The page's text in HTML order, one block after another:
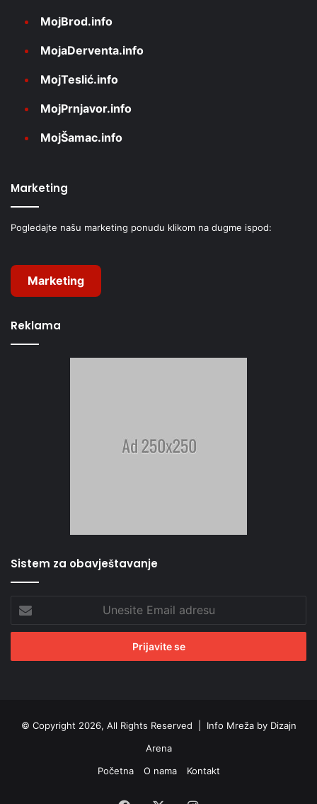
MojBrod.info
MojaDerventa.info
MojTeslić.info
MojPrnjavor.info
MojŠamac.info
Marketing
Pogledajte našu marketing ponudu klikom na dugme ispod:
Marketing
Reklama
Sistem za obavještavanje
Email
adresu
© Copyright 2026, All Rights Reserved | Info Mreža by Dizajn
Arena
Početna
O nama Kontakt